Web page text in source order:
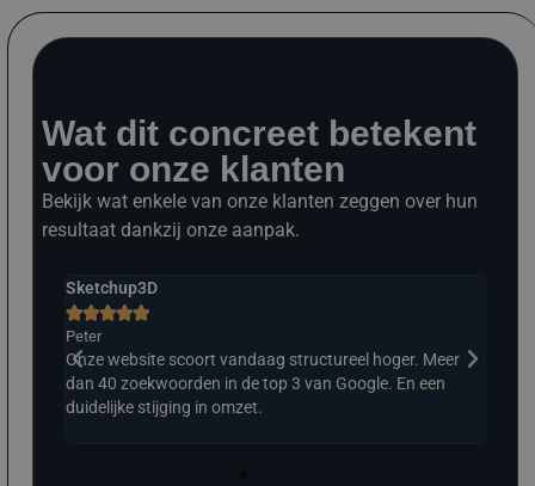
Wat dit concreet betekent
voor onze klanten
Bekijk wat enkele van onze klanten zeggen over hun
resultaat dankzij onze aanpak.
Sketchup3D

Peter
Onze website scoort vandaag structureel hoger. Meer
dan 40 zoekwoorden in de top 3 van Google. En een
duidelijke stijging in omzet.